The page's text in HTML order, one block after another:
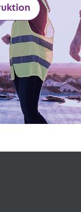
Karriere
Standorte